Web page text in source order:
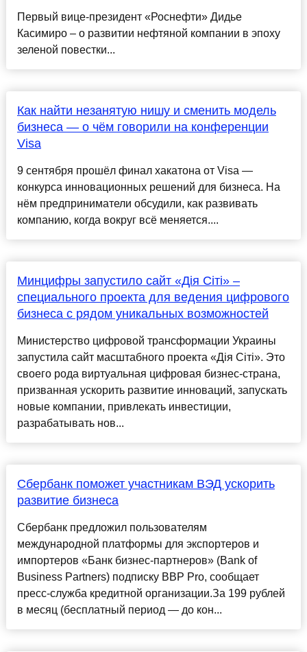
Первый вице-президент «Роснефти» Дидье
Касимиро – о развитии нефтяной компании в эпоху
зеленой повестки...
Как найти незанятую нишу и сменить модель
бизнеса — о чём говорили на конференции
Visa
9 сентября прошёл финал хакатона от Visa —
конкурса инновационных решений для бизнеса. На
нём предприниматели обсудили, как развивать
компанию, когда вокруг всё меняется....
Минцифры запустило сайт «Дія Сіті» –
специального проекта для ведения цифрового
бизнеса с рядом уникальных возможностей
Министерство цифровой трансформации Украины
запустила сайт масштабного проекта «Дія Сіті». Это
своего рода виртуальная цифровая бизнес-страна,
призванная ускорить развитие инноваций, запускать
новые компании, привлекать инвестиции,
разрабатывать нов...
Сбербанк поможет участникам ВЭД ускорить
развитие бизнеса
Сбербанк предложил пользователям
международной платформы для экспортеров и
импортеров «Банк бизнес-партнеров» (Bank of
Business Partners) подписку BBP Pro, сообщает
пресс-служба кредитной организации.За 199 рублей
в месяц (бесплатный период — до кон...